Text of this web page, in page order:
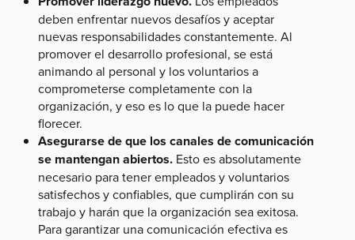
deben enfrentar nuevos desafíos y aceptar
nuevas responsabilidades constantemente. Al
promover el desarrollo profesional, se está
animando al personal y los voluntarios a
comprometerse completamente con la
organización, y eso es lo que la puede hacer
florecer.
Asegurarse de que los canales de comunicación
se mantengan abiertos. Esto es absolutamente
necesario para tener empleados y voluntarios
satisfechos y confiables, que cumplirán con su
trabajo y harán que la organización sea exitosa.
Para garantizar una comunicación efectiva es